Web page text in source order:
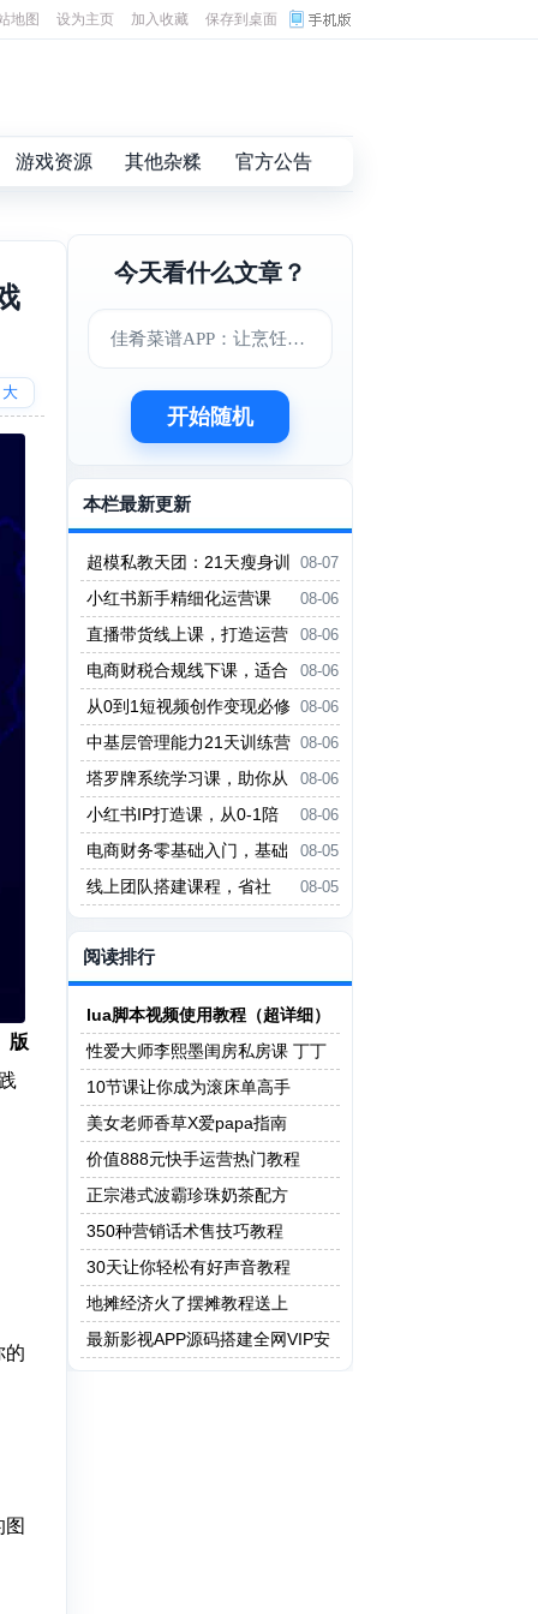
地图 设为主页 加入收藏 保存到桌面
游戏资源 其他杂糅 官方公告
大
版
的
图
今天看什么文章？
佳肴菜谱APP：让烹饪变得更简单美味
开始随机
本栏最新更新
08-07
超模私教天团：21天瘦身训
练营（完结）
08-06
小红书新手精细化运营课
程，每天抽空操作三小时，零基础
小白轻松上手
08-06
直播带货线上课，打造运营
型主播，起号、话术、运营，直播
带货全方案系统化学习
08-06
电商财税合规线下课，适合
老板+财务，教你规避涉税风险，
实现低成本合规经营
08-06
从0到1短视频创作变现必修
课，跟随时代趋势，人人需要的技
能
08-06
中基层管理能力21天训练营
08-06
塔罗牌系统学习课，助你从
入门到精通，塑造个人占卜风格，
掌握专业咨询能力
08-06
小红书IP打造课，从0-1陪
你做能賺钱小红书博主
08-05
电商财务零基础入门，基础
认知+基础实操+进阶突破，轻松
掌握
08-05
线上团队搭建课程，省社
保，聚人才，降成本，增利润，团
队管理必看
阅读排行
lua脚本视频使用教程（超详细）
性爱大师李熙墨闺房私房课 丁丁
保健操
10节课让你成为滚床单高手
美女老师香草X爱papa指南
价值888元快手运营热门教程
正宗港式波霸珍珠奶茶配方
350种营销话术售技巧教程
30天让你轻松有好声音教程
地摊经济火了摆摊教程送上
最新影视APP源码搭建全网VIP安
卓 Apicould非蓝鸟e4a 附成品app